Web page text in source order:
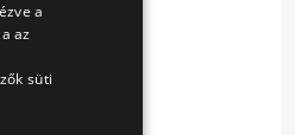
a
az
süti